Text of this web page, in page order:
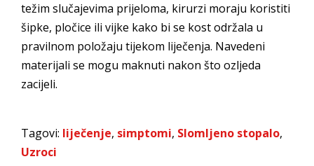
težim slučajevima prijeloma, kirurzi moraju koristiti
šipke, pločice ili vijke kako bi se kost održala u
pravilnom položaju tijekom liječenja. Navedeni
materijali se mogu maknuti nakon što ozljeda
zacijeli.
Tagovi: liječenje, simptomi, Slomljeno stopalo,
Uzroci